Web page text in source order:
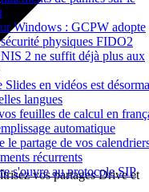
Windows : GCPW adopte
physiques FIDO2
2 ne suffit déjà plus aux
en vidéos est
langues
feuilles de calcul en
automatique
le partage de vos
récurrents
s'ouvre au protocole SIP
vos partages Drive et